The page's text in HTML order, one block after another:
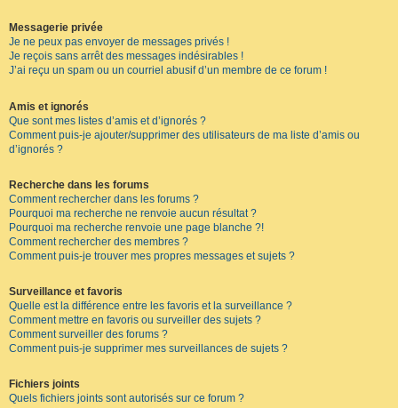
Messagerie privée
Je ne peux pas envoyer de messages privés !
Je reçois sans arrêt des messages indésirables !
J’ai reçu un spam ou un courriel abusif d’un membre de ce forum !
Amis et ignorés
Que sont mes listes d’amis et d’ignorés ?
Comment puis-je ajouter/supprimer des utilisateurs de ma liste d’amis ou
d’ignorés ?
Recherche dans les forums
Comment rechercher dans les forums ?
Pourquoi ma recherche ne renvoie aucun résultat ?
Pourquoi ma recherche renvoie une page blanche ?!
Comment rechercher des membres ?
Comment puis-je trouver mes propres messages et sujets ?
Surveillance et favoris
Quelle est la différence entre les favoris et la surveillance ?
Comment mettre en favoris ou surveiller des sujets ?
Comment surveiller des forums ?
Comment puis-je supprimer mes surveillances de sujets ?
Fichiers joints
Quels fichiers joints sont autorisés sur ce forum ?